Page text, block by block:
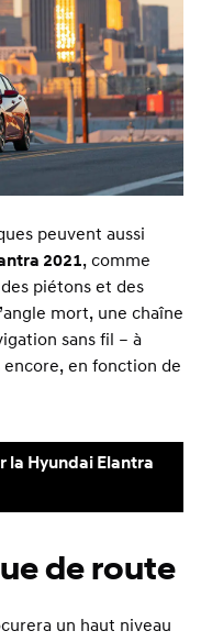
peuvent aussi
2021, comme
piétons et des
mort, une chaîne
sans fil – à
en fonction de
la Hyundai Elantra
de route
un haut niveau